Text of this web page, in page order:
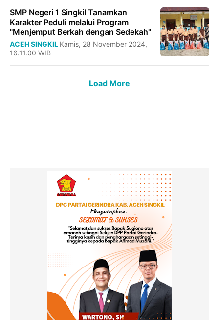
SMP Negeri 1 Singkil Tanamkan
Karakter Peduli melalui Program
"Menjemput Berkah dengan Sedekah"
ACEH SINGKIL Kamis, 28 November 2024,
16.11.00 WIB
Load More